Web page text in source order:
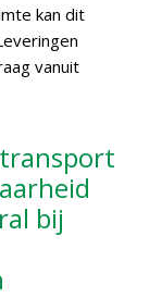
kan dit
vanuit
bij